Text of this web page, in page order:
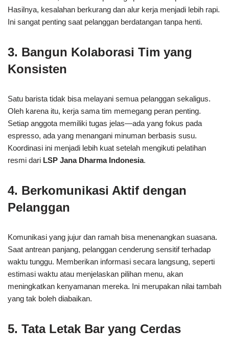
Hasilnya, kesalahan berkurang dan alur kerja menjadi lebih rapi.
Ini sangat penting saat pelanggan berdatangan tanpa henti.
3. Bangun Kolaborasi Tim yang
Konsisten
Satu barista tidak bisa melayani semua pelanggan sekaligus.
Oleh karena itu, kerja sama tim memegang peran penting.
Setiap anggota memiliki tugas jelas—ada yang fokus pada
espresso, ada yang menangani minuman berbasis susu.
Koordinasi ini menjadi lebih kuat setelah mengikuti pelatihan
resmi dari LSP Jana Dharma Indonesia.
4. Berkomunikasi Aktif dengan
Pelanggan
Komunikasi yang jujur dan ramah bisa menenangkan suasana.
Saat antrean panjang, pelanggan cenderung sensitif terhadap
waktu tunggu. Memberikan informasi secara langsung, seperti
estimasi waktu atau menjelaskan pilihan menu, akan
meningkatkan kenyamanan mereka. Ini merupakan nilai tambah
yang tak boleh diabaikan.
5. Tata Letak Bar yang Cerdas